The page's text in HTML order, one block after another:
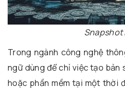
Snapshot
Trong ngành công nghệ
ngữ dùng để chỉ việc tạo bản
hoặc phần mềm tại một thời